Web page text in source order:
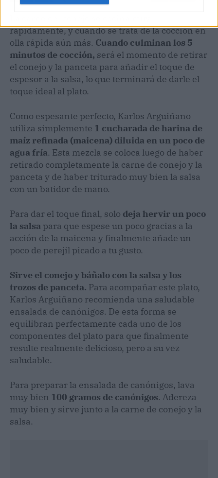
rápidamente, y cuando se trata de la cocción en
olla rápida aún más. Cuando culminan los 5
minutos de cocción, será el momento de retirar
el conejo y la panceta para añadir el toque de
espesor a la salsa, lo que terminará de darle el
toque ideal al plato.
Como espesante perfecto, Karlos Arguiñano
utiliza simplemente 1 cucharada de harina de
maíz refinada (maicena) diluida en un poco de
agua fría. Esta mezcla se coloca luego de haber
retirado completamente la carne de conejo y la
panceta y de haber triturado muy bien la salsa
con un batidor de mano.
Para dar el toque final, solo deja hervir un poco
la salsa para que espese un poco gracias a la
acción de la maicena y finalmente añade un
poco de perejil picado a tu gusto.
Sirve el conejo y báñalo con la salsa y los
trozos de panceta. Para acompañar este plato,
Karlos Arguiñano recomienda una saludable
ensalada de canónigos. De esta forma se
equilibran perfectamente cada uno de los
componentes del plato para que finalmente
resulte realmente delicioso, pero a su vez
saludable.
Para preparar la ensalada de canónigos, lava
muy bien 100 gramos de canónigos. Adereza
muy bien y sirve junto a la carne de conejo y la
salsa.